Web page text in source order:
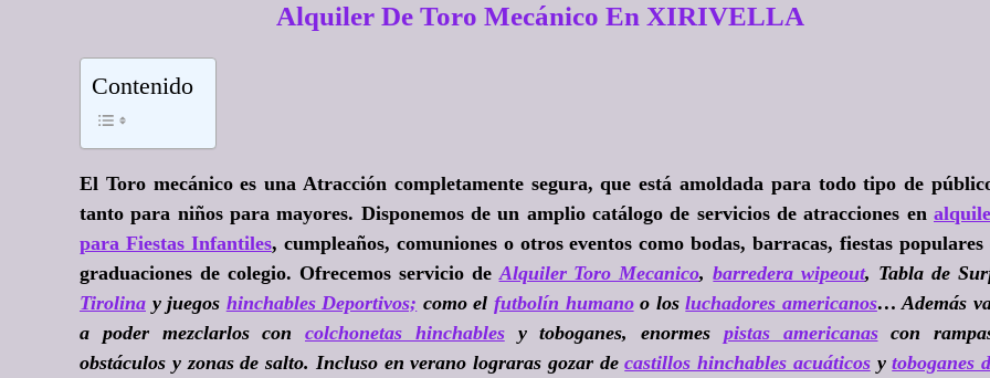
Alquiler De Toro Mecánico En XIRIVELLA
Contenido
El Toro mecánico es una Atracción completamente segura, que está amoldada para todo tipo de
tanto para niños para mayores. Disponemos de un amplio catálogo de servicios de atracciones en
para Fiestas Infantiles, cumpleaños, comuniones o otros eventos como bodas, barracas, fiestas populares
graduaciones de colegio. Ofrecemos servicio deAlquiler Toro Mecanico,barredera wipeout, Tabla de
Tirolina y juegos hinchables Deportivos; como elfutbolín humanoo losluchadores americanos… Además
a poder mezclarlos con colchonetas hinchablesy toboganes, enormes pistas americanascon
obstáculos y zonas de salto. Incluso en verano lograras gozar decastillos hinchables acuáticosytoboganes